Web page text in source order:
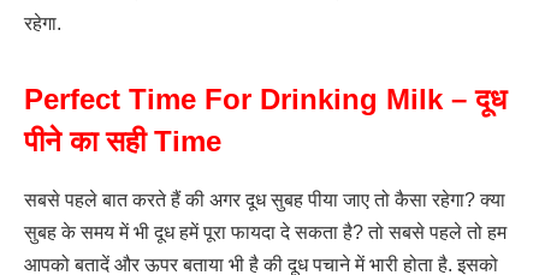
रहेगा.
Perfect Time For Drinking Milk – दूध
पीने का सही Time
सबसे पहले बात करते हैं की अगर दूध सुबह पीया जाए तो कैसा रहेगा? क्या
सुबह के समय में भी दूध हमें पूरा फायदा दे सकता है? तो सबसे पहले तो हम
आपको बतादें और ऊपर बताया भी है की दूध पचाने में भारी होता है. इसको